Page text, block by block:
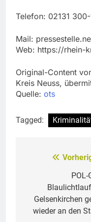
Telefon: 02131
Mail:
Web: https://rhein-
Original-Content
Kreis Neuss,
Quelle: ots
Tagged:
POL-
Gelsenkirchen
wieder an den